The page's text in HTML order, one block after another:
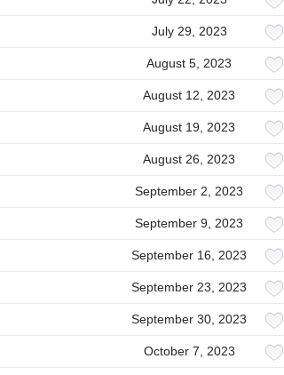
July 29, 2023
August 5, 2023
August 12, 2023
August 19, 2023
August 26, 2023
September 2, 2023
September 9, 2023
September 16, 2023
September 23, 2023
September 30, 2023
October 7, 2023